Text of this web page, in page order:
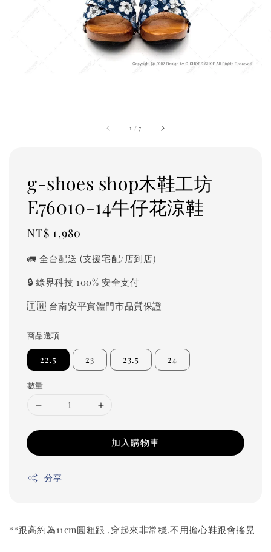
1 /7
g-shoes shop木鞋工坊
E76010-14牛仔花涼鞋
Regular
NT$ 1,980
🚛 全台配送 (支援宅配/店到店)
🔒 綠界科技 100% 安全支付
🇹🇼 台南安平實體門市品質保證
商品選項
22.5 23 23.5 24
數量
加入購物車
分享
**跟高約為11cm圓粗跟 ,穿起來非常穩,不用擔心鞋跟會搖晃